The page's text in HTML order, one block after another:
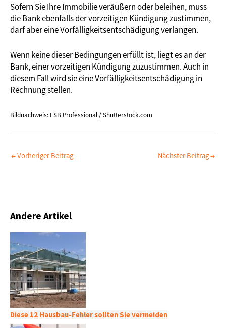
Sofern Sie Ihre Immobilie veräußern oder beleihen, muss
die Bank ebenfalls der vorzeitigen Kündigung zustimmen,
darf aber eine Vorfälligkeitsentschädigung verlangen.
Wenn keine dieser Bedingungen erfüllt ist, liegt es an der
Bank, einer vorzeitigen Kündigung zuzustimmen. Auch in
diesem Fall wird sie eine Vorfälligkeitsentschädigung in
Rechnung stellen.
Bildnachweis: ESB Professional / Shutterstock.com
←Vorheriger Beitrag Nächster Beitrag→
Andere Artikel
Diese 12 Hausbau-Fehler sollten Sie vermeiden